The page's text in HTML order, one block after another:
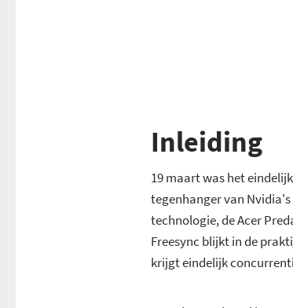
Inleiding
19 maart was het
tegenhanger van Nvidia's
technologie, de Acer
Freesync blijkt in de
krijgt eindelijk